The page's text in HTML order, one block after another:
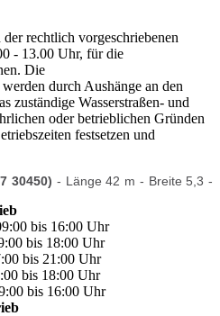
rechtlich vorgeschriebenen
- 13.00 Uhr, für die
Die
durch Aushänge an den
zuständige Wasserstraßen- und
oder betrieblichen Gründen
festsetzen und
30450) - Länge 42 m - Breite 5,3 -
bis 16:00 Uhr
bis 18:00 Uhr
bis 21:00 Uhr
bis 18:00 Uhr
bis 16:00 Uhr